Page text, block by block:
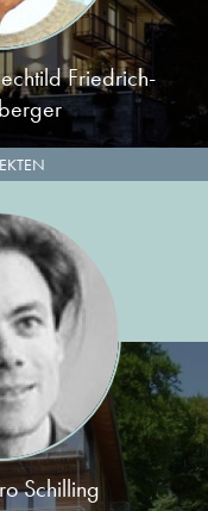
Friedrich-
Schilling